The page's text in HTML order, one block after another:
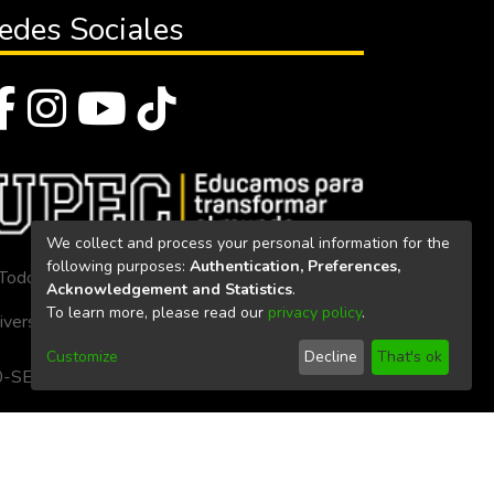
Sociales
los derechos reservados 2023
Politécnica Estatal del Carchi
SE-33-CACES-2020
We collect and process your personal information for the
following purposes: Authentication, Preferences,
Acknowledgement and Statistics.
To learn more, please read our privacy policy.
Customize Decline That's ok